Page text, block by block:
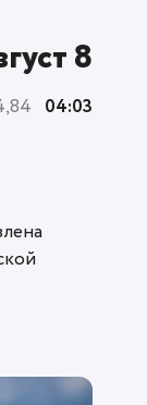
8
04:03